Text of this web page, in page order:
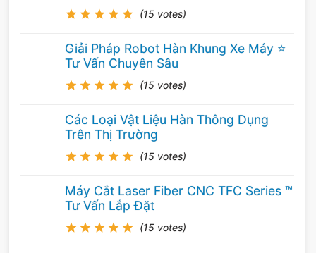
(15 votes)
Giải Pháp Robot Hàn Khung Xe Máy ⭐️
Tư Vấn Chuyên Sâu
(15 votes)
Các Loại Vật Liệu Hàn Thông Dụng
Trên Thị Trường
(15 votes)
Máy Cắt Laser Fiber CNC TFC Series ™
Tư Vấn Lắp Đặt
(15 votes)